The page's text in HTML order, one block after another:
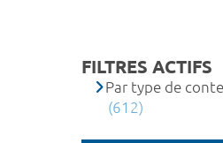
FILTRES ACTIFS
Par type de
(612)